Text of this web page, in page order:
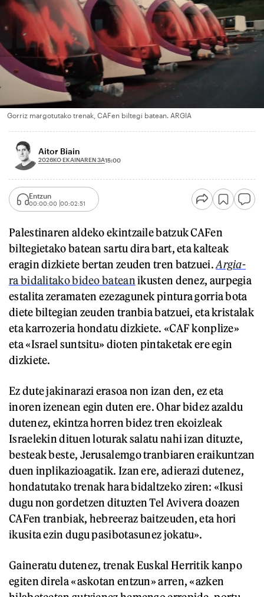
Gorriz margotutako trenak, CAFen biltegi batean. ARGIA
Aitor Biain
2026KO EKAINAREN 3A15:00
Entzun
00:00:00 00:02:51
Palestinaren aldeko ekintzaile batzuk CAFen
biltegietako batean sartu dira bart, eta kalteak
eragin dizkiete bertan zeuden tren batzuei.Argia-
ra bidalitako bideo bateanikusten denez, aurpegia
estalita zeramaten ezezagunek pintura gorria bota
diete biltegian zeuden tranbia batzuei, eta kristalak
eta karrozeria hondatu dizkiete. «CAF konplize»
eta «Israel suntsitu» dioten pintaketak ere egin
dizkiete.
Ez dute jakinarazi erasoa non izan den, ez eta
inoren izenean egin duten ere. Ohar bidez azaldu
dutenez, ekintza horren bidez tren ekoizleak
Israelekin dituen loturak salatu nahi izan dituzte,
besteak beste, Jerusalemgo tranbiaren eraikuntzan
duen inplikazioagatik. Izan ere, adierazi dutenez,
hondatutako trenak hara bidaltzeko ziren: «Ikusi
dugu non gordetzen dituzten Tel Avivera doazen
CAFen tranbiak, hebreeraz baitzeuden, eta hori
ikusita ezin dugu pasibotasunez jokatu».
Gaineratu dutenez, trenak Euskal Herritik kanpo
egiten direla «askotan entzun» arren, «azken